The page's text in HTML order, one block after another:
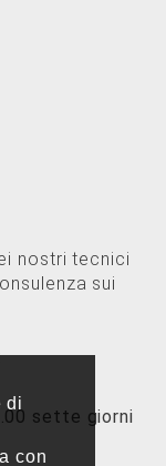
di
con
nostri tecnici
sui
sette giorni